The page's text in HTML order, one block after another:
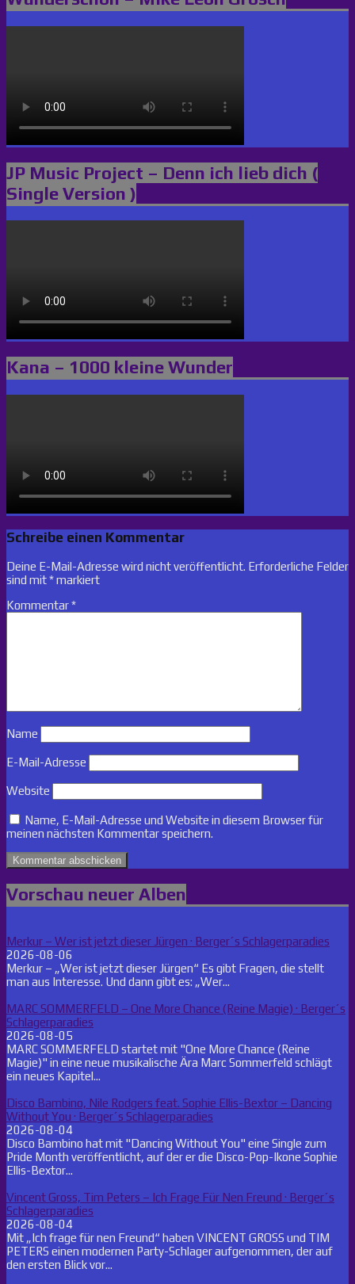
JP Music Project – Denn ich lieb dich (
Single Version )
Kana – 1000 kleine Wunder
Schreibe einen Kommentar
Deine E-Mail-Adresse wird nicht veröffentlicht. Erforderliche Felder
sind mit*markiert
Kommentar*
Name
E-Mail-Adresse
Website
Name, E-Mail-Adresse und Website in diesem Browser für
meinen nächsten Kommentar speichern.
Vorschau neuer Alben
Merkur – Wer ist jetzt dieser Jürgen · Berger´s Schlagerparadies
2026-08-06
Merkur – „Wer ist jetzt dieser Jürgen“ Es gibt Fragen, die stellt
man aus Interesse. Und dann gibt es: „Wer...
MARC SOMMERFELD – One More Chance (Reine Magie) · Berger´s
Schlagerparadies
2026-08-05
MARC SOMMERFELD startet mit "One More Chance (Reine
Magie)" in eine neue musikalische Ära Marc Sommerfeld schlägt
ein neues Kapitel...
Disco Bambino, Nile Rodgers feat. Sophie Ellis-Bextor – Dancing
Without You · Berger´s Schlagerparadies
2026-08-04
Disco Bambino hat mit "Dancing Without You" eine Single zum
Pride Month veröffentlicht, auf der er die Disco-Pop-Ikone Sophie
Ellis-Bextor...
Vincent Gross, Tim Peters – Ich Frage Für Nen Freund · Berger´s
Schlagerparadies
2026-08-04
Mit „Ich frage für nen Freund“ haben VINCENT GROSS und TIM
PETERS einen modernen Party-Schlager aufgenommen, der auf
den ersten Blick vor...